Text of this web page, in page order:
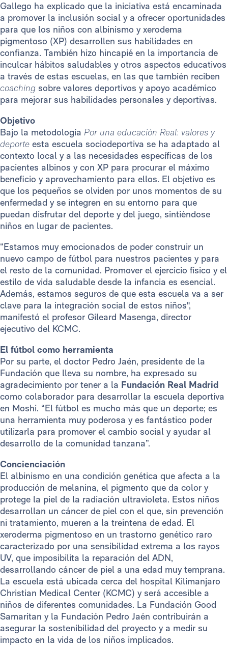
Gallego ha explicado que la iniciativa está encaminada
a promover la inclusión social y a ofrecer oportunidades
para que los niños con albinismo y xerodema
pigmentoso (XP) desarrollen sus habilidades en
confianza. También hizo hincapié en la importancia de
inculcar hábitos saludables y otros aspectos educativos
a través de estas escuelas, en las que también reciben
coaching sobre valores deportivos y apoyo académico
para mejorar sus habilidades personales y deportivas.
Objetivo
Bajo la metodología Por una educación Real: valores y
deporte esta escuela sociodeportiva se ha adaptado al
contexto local y a las necesidades específicas de los
pacientes albinos y con XP para procurar el máximo
beneficio y aprovechamiento para ellos. El objetivo es
que los pequeños se olviden por unos momentos de su
enfermedad y se integren en su entorno para que
puedan disfrutar del deporte y del juego, sintiéndose
niños en lugar de pacientes.
“Estamos muy emocionados de poder construir un
nuevo campo de fútbol para nuestros pacientes y para
el resto de la comunidad. Promover el ejercicio físico y el
estilo de vida saludable desde la infancia es esencial.
Además, estamos seguros de que esta escuela va a ser
clave para la integración social de estos niños",
manifestó el profesor Gileard Masenga, director
ejecutivo del KCMC.
El fútbol como herramienta
Por su parte, el doctor Pedro Jaén, presidente de la
Fundación que lleva su nombre, ha expresado su
agradecimiento por tener a la Fundación Real Madrid
como colaborador para desarrollar la escuela deportiva
en Moshi. “El fútbol es mucho más que un deporte; es
una herramienta muy poderosa y es fantástico poder
utilizarla para promover el cambio social y ayudar al
desarrollo de la comunidad tanzana”.
Concienciación
El albinismo en una condición genética que afecta a la
producción de melanina, el pigmento que da color y
protege la piel de la radiación ultravioleta. Estos niños
desarrollan un cáncer de piel con el que, sin prevención
ni tratamiento, mueren a la treintena de edad. El
xeroderma pigmentoso en un trastorno genético raro
caracterizado por una sensibilidad extrema a los rayos
UV, que imposibilita la reparación del ADN,
desarrollando cáncer de piel a una edad muy temprana.
La escuela está ubicada cerca del hospital Kilimanjaro
Christian Medical Center (KCMC) y será accesible a
niños de diferentes comunidades. La Fundación Good
Samaritan y la Fundación Pedro Jaén contribuirán a
asegurar la sostenibilidad del proyecto y a medir su
impacto en la vida de los niños implicados.